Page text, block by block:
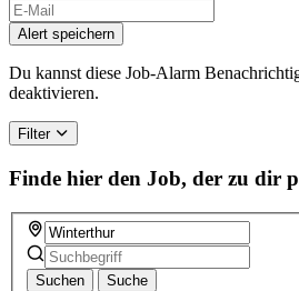
Alert speichern
Du kannst diese Job-Alarm
deaktivieren.
Filter
Finde hier den Job, der zu dir
Suchen Suche